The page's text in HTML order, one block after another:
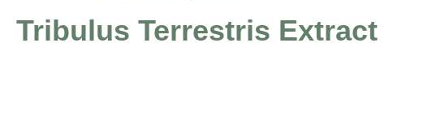
Tribulus Terrestris Extract